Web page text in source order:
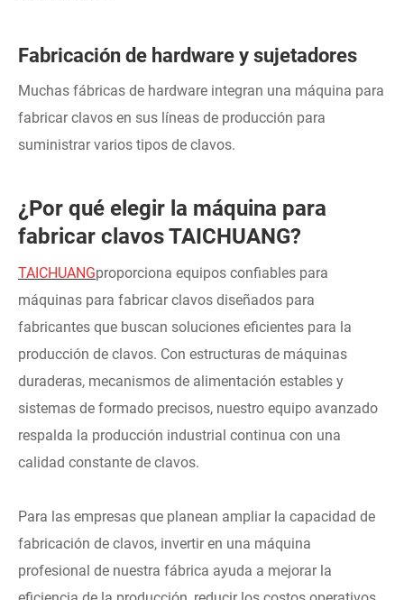
Fabricación de hardware y sujetadores
Muchas fábricas de hardware integran una máquina para
fabricar clavos en sus líneas de producción para
suministrar varios tipos de clavos.
¿Por qué elegir la máquina para
fabricar clavos TAICHUANG?
TAICHUANGproporciona equipos confiables para
máquinas para fabricar clavos diseñados para
fabricantes que buscan soluciones eficientes para la
producción de clavos. Con estructuras de máquinas
duraderas, mecanismos de alimentación estables y
sistemas de formado precisos, nuestro equipo avanzado
respalda la producción industrial continua con una
calidad constante de clavos.
Para las empresas que planean ampliar la capacidad de
fabricación de clavos, invertir en una máquina
profesional de nuestra fábrica ayuda a mejorar la